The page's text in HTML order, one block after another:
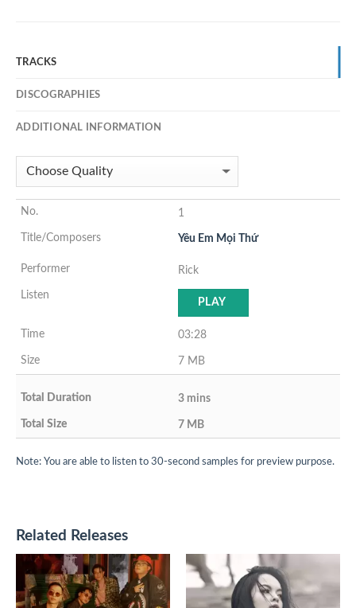
TRACKS
DISCOGRAPHIES
ADDITIONAL INFORMATION
1
Yêu Em Mọi Thứ
Rick
PLAY
03:28
7 MB
3 mins
7 MB
Note: You are able to listen to 30-second samples for preview purpose.
Related Releases